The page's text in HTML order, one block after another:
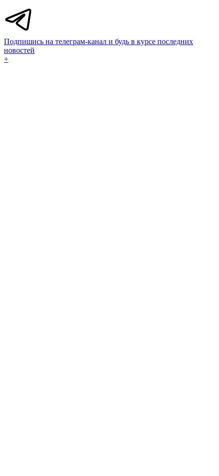
Подпишись на телеграм-канал и будь в курсе последних
новостей
+